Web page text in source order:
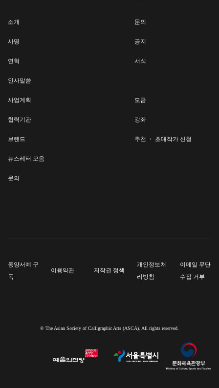
소개
사명
연혁
인사말씀
사업계획
협력기관
브랜드
뉴스레터 모음
문의
문의
공지
서식
모금
강좌
추천 ・ 초대작가 신청
동양서예 구
독
이용약관 저작권 정책
개인정보처
리방침
이메일 무단
수집 거부
© The Asian Society of Calligraphic Arts (ASCA). All rights reserved.